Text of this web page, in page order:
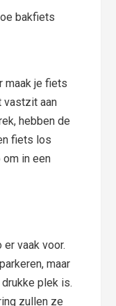
maak je fiets
vastzit aan
hebben de
fiets los
in een
vaak voor.
maar
plek is.
zullen ze